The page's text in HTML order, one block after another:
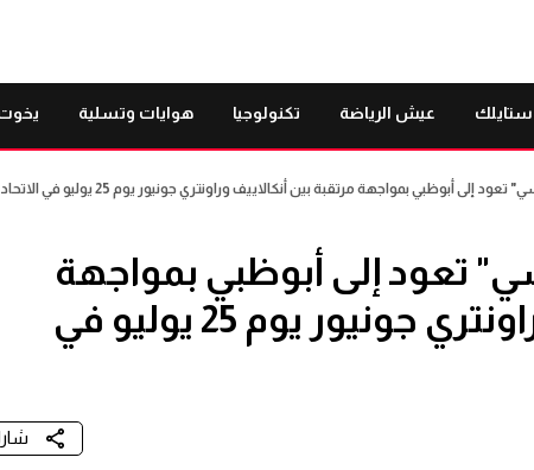
ستايلك عيش الرياضة تكنولوجيا هوايات وتسلية
إلى أبوظبي بمواجهة مرتقبة بين أنكالاييف وراونتري جونيور يوم 25 يوليو في الاتحاد أرينا
تعود إلى أبوظبي بمواجهة
مرتقبة بين أنكالاييف وراونتري جونيور يوم 25 يوليو في